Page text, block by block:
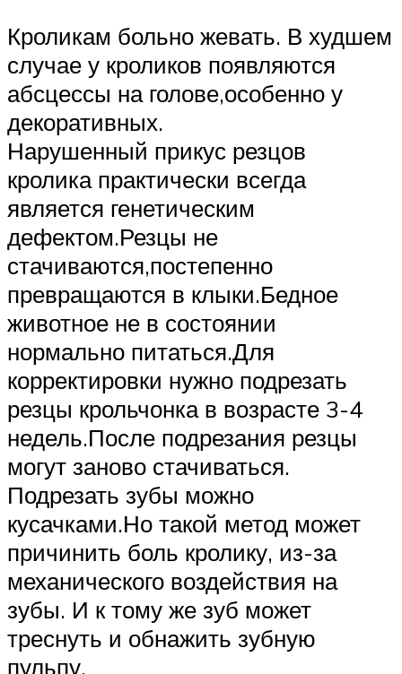
Кроликам больно жевать. В худшем
случае у кроликов появляются
абсцессы на голове,особенно у
декоративных.
Нарушенный прикус резцов
кролика практически всегда
является генетическим
дефектом.Резцы не
стачиваются,постепенно
превращаются в клыки.Бедное
животное не в состоянии
нормально питаться.Для
корректировки нужно подрезать
резцы крольчонка в возрасте 3-4
недель.После подрезания резцы
могут заново стачиваться.
Подрезать зубы можно
кусачками.Но такой метод может
причинить боль кролику, из-за
механического воздействия на
зубы. И к тому же зуб может
треснуть и обнажить зубную
пульпу.